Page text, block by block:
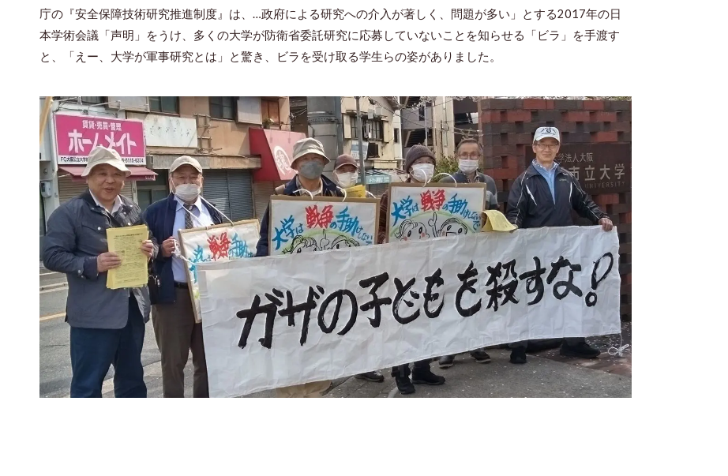
庁の『安全保障技術研究推進制度』は、…政府による研究への介入が著しく、問題が多い」とする2017年の日
本学術会議「声明」をうけ、多くの大学が防衛省委託研究に応募していないことを知らせる「ビラ」を手渡す
と、「えー、大学が軍事研究とは」と驚き、ビラを受け取る学生らの姿がありました。